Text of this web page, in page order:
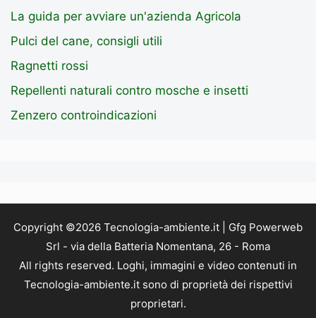
La guida per avviare un'azienda Agricola
Pulci del cane, consigli utili
Ragnetti rossi
Repellenti naturali contro mosche e insetti
Zenzero controindicazioni
Copyright ©2026 Tecnologia-ambiente.it | Gfg Powerweb
Srl - via della Batteria Nomentana, 26 - Roma
All rights reserved. Loghi, immagini e video contenuti in
Tecnologia-ambiente.it sono di proprietà dei rispettivi
proprietari.